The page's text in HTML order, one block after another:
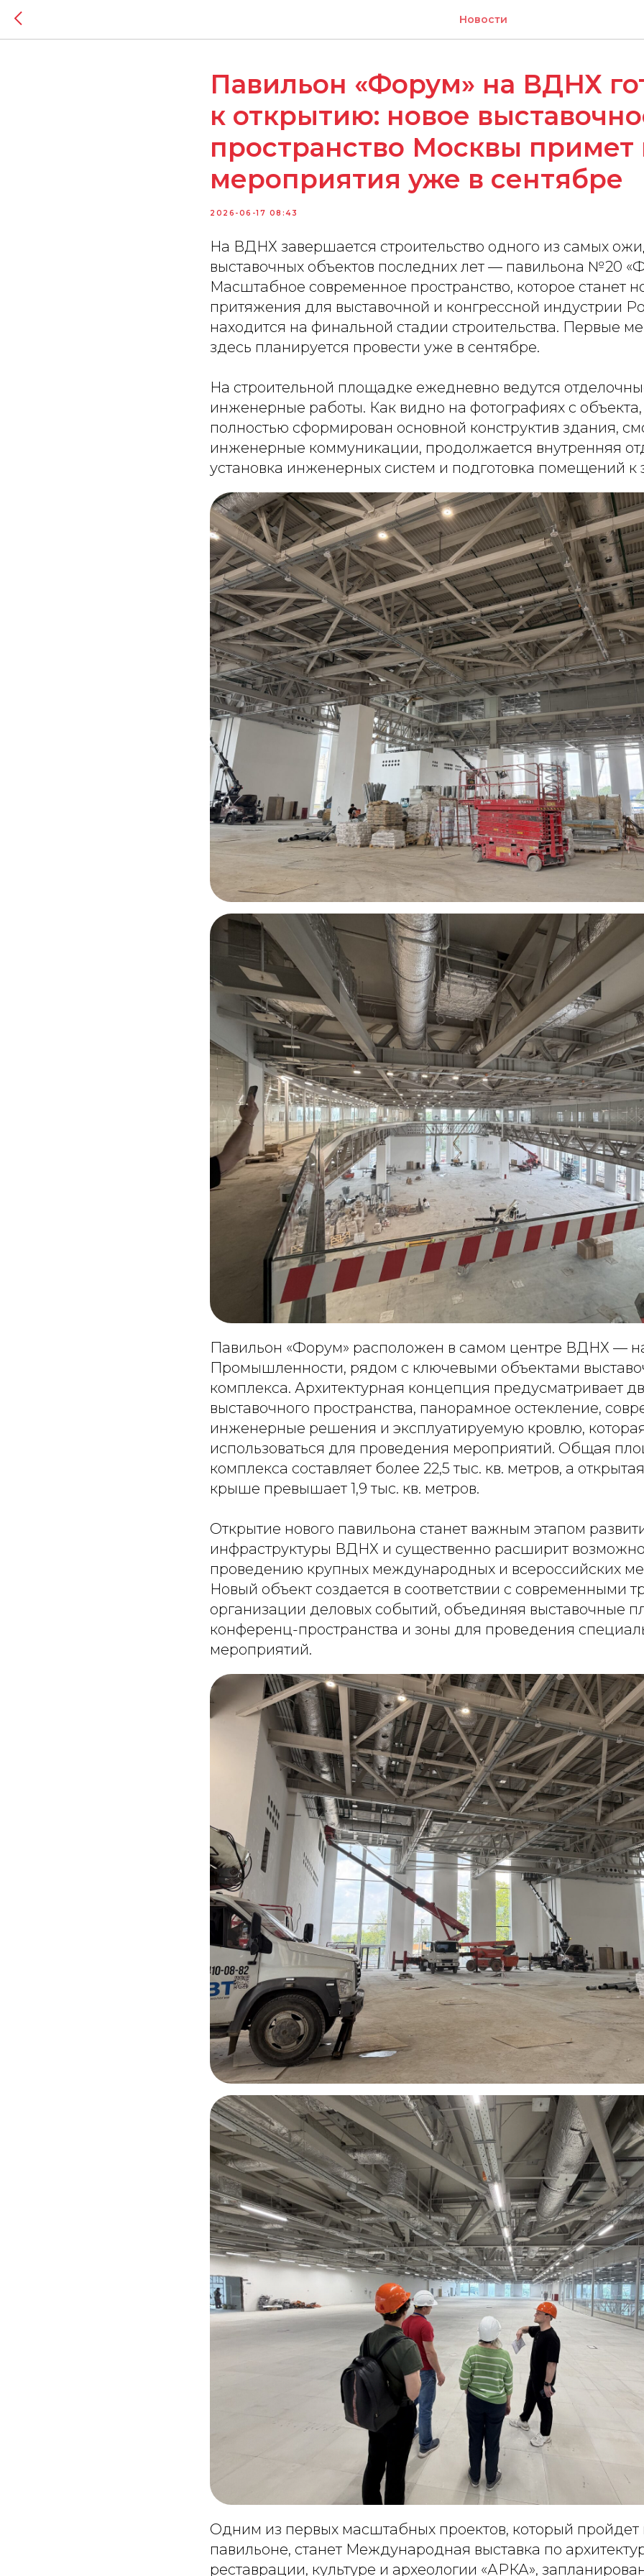
Новости
Павильон «Форум» на ВДНХ
к открытию: новое
пространство Москвы
мероприятия уже в сентябре
2026-06-17 08:43
На ВДНХ завершается строительство одного из самых
выставочных объектов последних лет — павильона №20
Масштабное современное пространство, которое станет
притяжения для выставочной и конгрессной индустрии
находится на финальной стадии строительства. Первые
здесь планируется провести уже в сентябре.
На строительной площадке ежедневно ведутся
инженерные работы. Как видно на фотографиях с
полностью сформирован основной конструктив здания,
инженерные коммуникации, продолжается внутренняя
установка инженерных систем и подготовка помещений к
Павильон «Форум» расположен в самом центре ВДНХ —
Промышленности, рядом с ключевыми объектами
комплекса. Архитектурная концепция предусматривает
выставочного пространства, панорамное остекление,
инженерные решения и эксплуатируемую кровлю,
использоваться для проведения мероприятий. Общая
комплекса составляет более 22,5 тыс. кв. метров, а
крыше превышает 1,9 тыс. кв. метров.
Открытие нового павильона станет важным этапом
инфраструктуры ВДНХ и существенно расширит
проведению крупных международных и всероссийских
Новый объект создается в соответствии с современными
организации деловых событий, объединяя выставочные
конференц-пространства и зоны для проведения
мероприятий.
Одним из первых масштабных проектов, который пройдет
павильоне, станет Международная выставка по
реставрации, культуре и археологии «АРКА»,